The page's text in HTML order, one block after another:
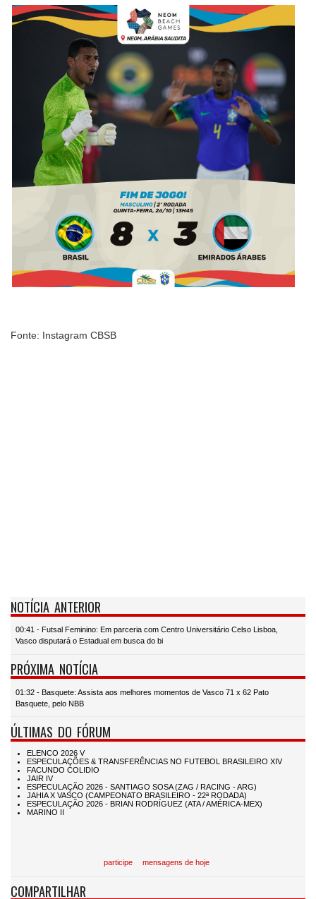
Fonte: Instagram CBSB
NOTÍCIA ANTERIOR
00:41 - Futsal Feminino: Em parceria com Centro Universitário Celso Lisboa,
Vasco disputará o Estadual em busca do bi
PRÓXIMA NOTÍCIA
01:32 - Basquete: Assista aos melhores momentos de Vasco 71 x 62 Pato
Basquete, pelo NBB
ÚLTIMAS DO FÓRUM
participe mensagens de hoje
COMPARTILHAR